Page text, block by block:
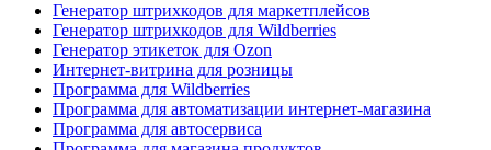
Генератор штрихкодов для маркетплейсов
Генератор штрихкодов для Wildberries
Генератор этикеток для Ozon
Интернет-витрина для розницы
Программа для Wildberries
Программа для автоматизации интернет-магазина
Программа для автосервиса